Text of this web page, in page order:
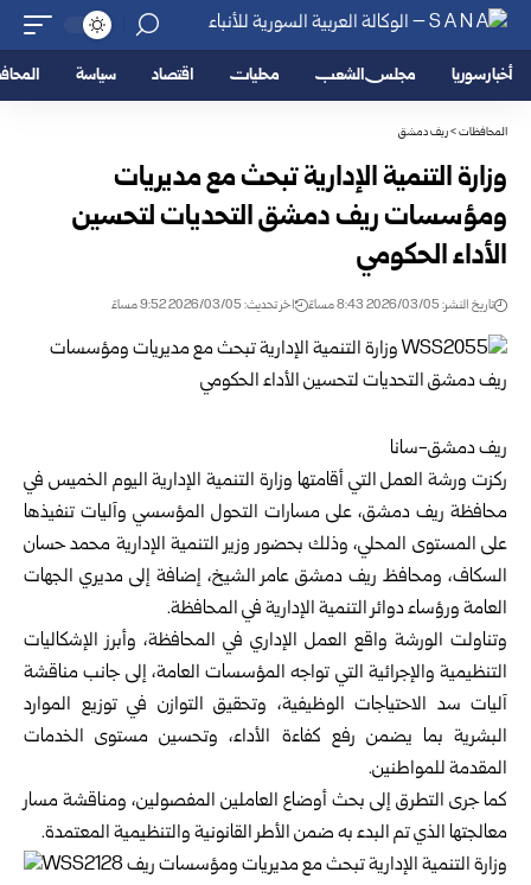
أخبار سوريا مجلس الشعب محليات اقتصاد سياسة
المحافظات>ريف دمشق
وزارة التنمية الإدارية تبحث مع مديريات
ومؤسسات ريف دمشق التحديات لتحسين
الأداء الحكومي
تاريخ النشر: 2026/03/05 8:43 مساءً اخر تحديث: 2026/03/05 9:52 مساءً
ريف دمشق-سانا
ركزت ورشة العمل التي أقامتها وزارة التنمية الإداريةاليوم الخميس في
محافظة ريف دمشق، على مسارات التحول المؤسسي وآليات تنفيذها
على المستوى المحلي، وذلك بحضوروزير التنمية الإدارية محمد حسان
السكاف، ومحافظ ريف دمشق عامر الشيخ، إضافة إلى مديري الجهات
العامة ورؤساء دوائر التنمية الإدارية في المحافظة.
وتناولت الورشة واقع العمل الإداري في المحافظة، وأبرز الإشكاليات
التنظيمية والإجرائية التي تواجه المؤسسات العامة، إلى جانب مناقشة
آليات سد الاحتياجات الوظيفية، وتحقيق التوازن في توزيع الموارد
البشرية بما يضمن رفع كفاءة الأداء، وتحسين مستوى الخدمات
المقدمة للمواطنين.
كما جرى التطرق إلى بحث أوضاع العاملين المفصولين، ومناقشة مسار
معالجتها الذي تم البدء به ضمن الأطر القانونية والتنظيمية المعتمدة.